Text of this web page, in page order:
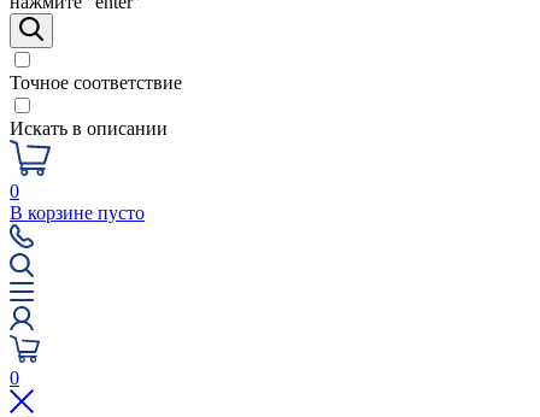
Точное соответствие
Искать в описании
0
В корзине пусто
0